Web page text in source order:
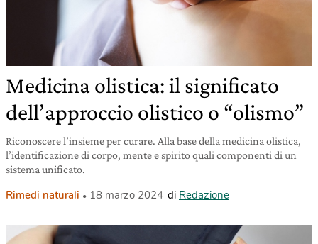
Medicina olistica: il significato
dell’approccio olistico o “olismo”
Riconoscere l’insieme per curare. Alla base della medicina olistica,
l’identificazione di corpo, mente e spirito quali componenti di un
sistema unificato.
Rimedi naturali 18 marzo 2024 di Redazione